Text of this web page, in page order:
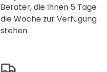
Berater, die Ihnen 5 Tage
die Woche zur Verfügung
stehen